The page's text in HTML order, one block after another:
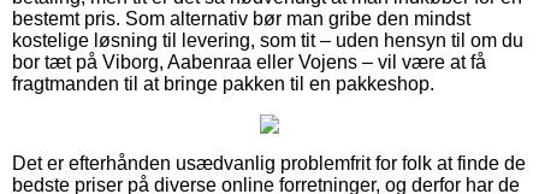
bestemt pris. Som alternativ bør man gribe den mindst
kostelige løsning til levering, som tit – uden hensyn til om du
bor tæt på Viborg, Aabenraa eller Vojens – vil være at få
fragtmanden til at bringe pakken til en pakkeshop.
Det er efterhånden usædvanlig problemfrit for folk at finde de
bedste priser på diverse online forretninger, og derfor har de